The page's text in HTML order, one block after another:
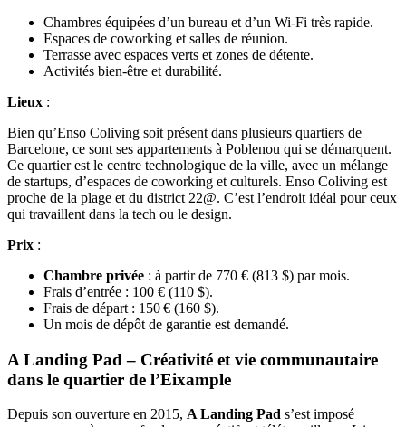
Chambres équipées d’un bureau et d’un Wi-Fi très rapide.
Espaces de coworking et salles de réunion.
Terrasse avec espaces verts et zones de détente.
Activités bien-être et durabilité.
Lieux :
Bien qu’Enso Coliving soit présent dans plusieurs quartiers de
Barcelone, ce sont ses appartements à Poblenou qui se démarquent.
Ce quartier est le centre technologique de la ville, avec un mélange
de startups, d’espaces de coworking et culturels. Enso Coliving est
proche de la plage et du district 22@. C’est l’endroit idéal pour ceux
qui travaillent dans la tech ou le design.
Prix :
Chambre privée : à partir de 770 € (813 $) par mois.
Frais d’entrée : 100 € (110 $).
Frais de départ : 150 € (160 $).
Un mois de dépôt de garantie est demandé.
A Landing Pad – Créativité et vie communautaire
dans le quartier de l’Eixample
Depuis son ouverture en 2015, A Landing Pad s’est imposé